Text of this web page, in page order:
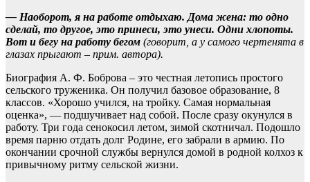
— Наоборот, я на работе отдыхаю. Дома жена: то одно
сделай, то другое, это принеси, это унеси. Одни хлопоты.
Вот и бегу на работу бегом (говорит, а у самого чертенята в
глазах прыгают – прим. автора).
Биография А. Ф. Боброва – это честная летопись простого
сельского труженика. Он получил базовое образование, 8
классов. «Хорошо учился, на тройку. Самая нормальная
оценка», — подшучивает над собой. После сразу окунулся в
работу. Три года сенокосил летом, зимой скотничал. Подошло
время парню отдать долг Родине, его забрали в армию. По
окончании срочной службы вернулся домой в родной колхоз к
привычному ритму сельской жизни.